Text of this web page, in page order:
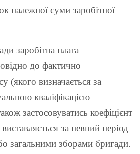
належної суми заробітної
заробітна плата
до фактично
(якого визначається за
кваліфікацією
застосовуватись коефіцієнт
за певний період
загальними зборами бригади.